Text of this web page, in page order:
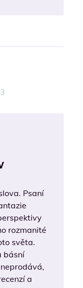
Psaní
rozmanité
světa.
básní
a